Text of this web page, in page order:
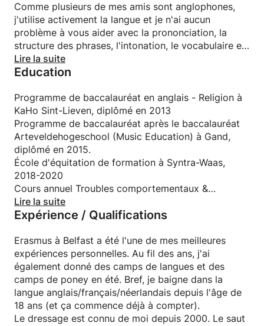
Comme plusieurs de mes amis sont anglophones,
j'utilise activement la langue et je n'ai aucun
problème à vous aider avec la prononciation, la
structure des phrases, l'intonation, le vocabulaire et
la grammaire. Une autre de mes grandes passions
est de faire de la musique : le chant et la guitare.
différents groupes.
Lire la suite
Education
Programme de baccalauréat en anglais - Religion à
KaHo Sint-Lieven, diplômé en 2013
Programme de baccalauréat après le baccalauréat
Arteveldehogeschool (Music Education) à Gand,
diplômé en 2015.
École d'équitation de formation à Syntra-Waas,
2018-2020
Cours annuel Troubles comportementaux &
traumatismes chez le cheval (2020-2021)
Lire la suite
Expérience / Qualifications
Erasmus à Belfast a été l'une de mes meilleures
expériences personnelles. Au fil des ans, j'ai
également donné des camps de langues et des
camps de poney en été. Bref, je baigne dans la
langue anglais/français/néerlandais depuis l'âge de
18 ans (et ça commence déjà à compter).
Le dressage est connu de moi depuis 2000. Le saut